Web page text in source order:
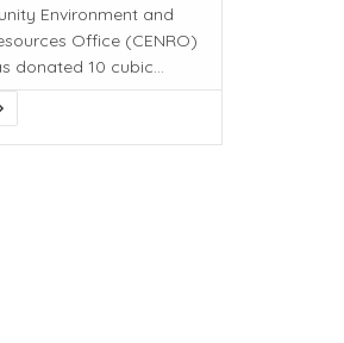
Environment and
Office (CENRO)
donated 10 cubic...